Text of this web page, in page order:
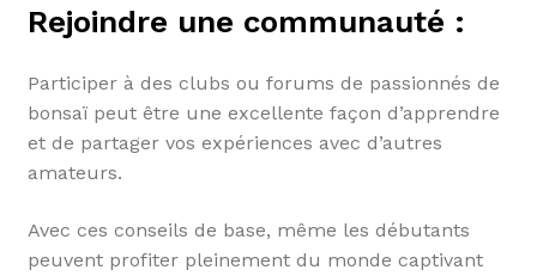
Rejoindre une communauté :
Participer à des clubs ou forums de passionnés de
bonsaï peut être une excellente façon d’apprendre
et de partager vos expériences avec d’autres
amateurs.
Avec ces conseils de base, même les débutants
peuvent profiter pleinement du monde captivant